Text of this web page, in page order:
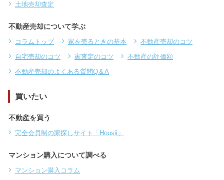
土地売却査定
不動産売却について学ぶ
コラムトップ 家を売るときの基本
不動産売却のコツ
自宅売却のコツ
家査定のコツ
不動産の評価額
不動産売却のよくある質問Q＆A
買いたい
不動産を買う
完全会員制の家探しサイト「Housii」
マンション購入について調べる
マンション購入コラム